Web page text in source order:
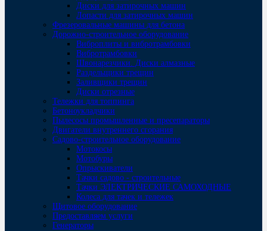
Диски для затирочных машин
Лопасти для затирочных машин
Фрезеровальные машины для бетона
Дорожно-строительное оборудование
Виброплиты и вибротрамбовки
Вибротрамбовки
Швонарезчики. Диски алмазные
Раздельщики трещин
Заливщики трещин
Диски отрезные
Тележки для топпинга
Бетоноукладчики
Пылесосы промышленные и пресепараторы
Двигатели внутреннего сгорания
Садово-строительное оборудование
Мотокосы
Мотобуры
Опрыскиватели
Тачки садово - строительные
Тачки ЭЛЕКТРИЧЕСКИЕ САМОХОДНЫЕ
Колеса для тачек и тележек
Щитовое оборудование
Предоставляем услуги
Генераторы